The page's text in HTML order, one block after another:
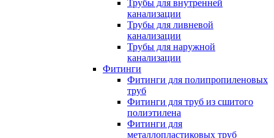
Трубы для внутренней
канализации
Трубы для ливневой
канализации
Трубы для наружной
канализации
Фитинги
Фитинги для полипропиленовых
труб
Фитинги для труб из сшитого
полиэтилена
Фитинги для
металлопластиковых труб